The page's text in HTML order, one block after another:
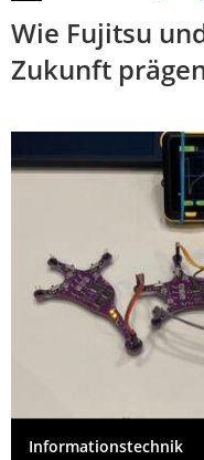
Wie Fujitsu
Zukunft
Informationstechnik